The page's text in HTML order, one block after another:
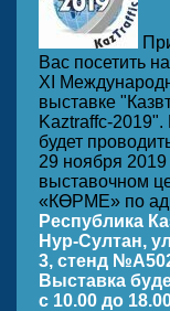
Вас посетить
ХI
выставке
Kaztraffc-2019".
будет
29 ноября 2019
выставочном
«КӨРМЕ» по
Республика
Нур-Султан,
3, стенд
Выставка
с 10.00 до